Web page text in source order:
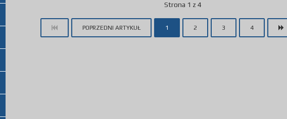
Strona 1 z 4
POPRZEDNI ARTYKUŁ 1 2 3 4